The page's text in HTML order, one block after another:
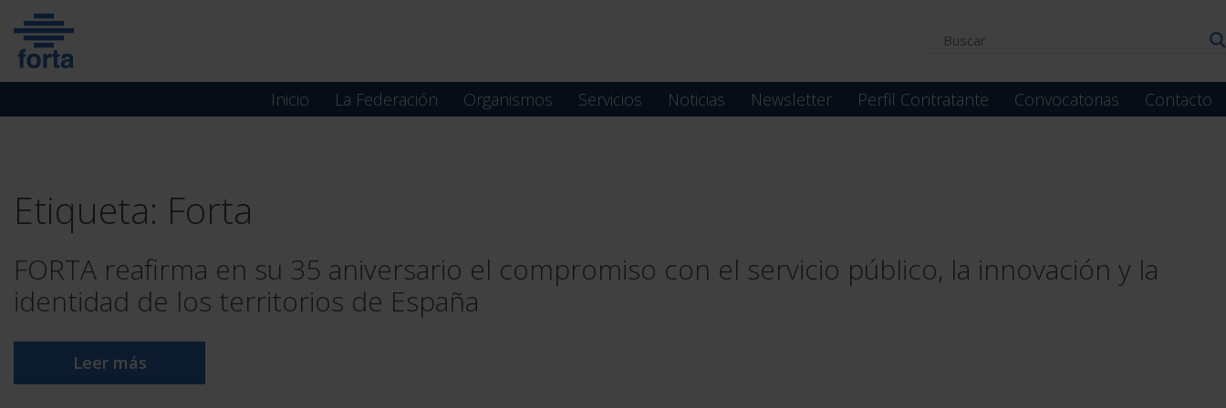
content
Inicio La Federación Organismos Servicios Noticias Newsletter Perfil Contratante Convocatorias Contacto
Etiqueta: Forta
FORTA reafirma en su 35 aniversario el compromiso con el servicio público, la innovación y la
identidad de los territorios de España
Leer más